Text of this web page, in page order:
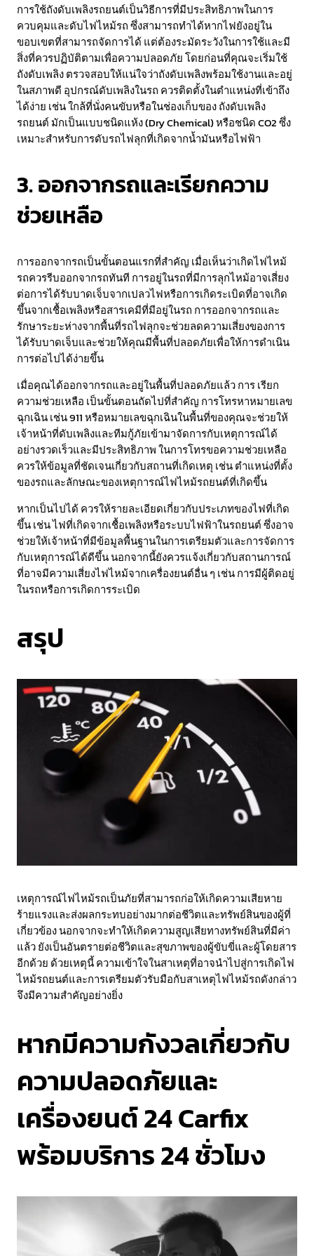
การใช้ถังดับเพลิงรถยนต์เป็นวิธีการที่มีประสิทธิภาพในการ
ควบคุมและดับไฟไหม้รถ ซึ่งสามารถทำได้หากไฟยังอยู่ใน
ขอบเขตที่สามารถจัดการได้ แต่ต้องระมัดระวังในการใช้และมี
สิ่งที่ควรปฏิบัติตามเพื่อความปลอดภัย โดยก่อนที่คุณจะเริ่มใช้
ถังดับเพลิง ตรวจสอบให้แน่ใจว่าถังดับเพลิงพร้อมใช้งานและอยู่
ในสภาพดี อุปกรณ์ดับเพลิงในรถ ควรติดตั้งในตำแหน่งที่เข้าถึง
ได้ง่าย เช่น ใกล้ที่นั่งคนขับหรือในช่องเก็บของ ถังดับเพลิง
รถยนต์ มักเป็นแบบชนิดแห้ง (Dry Chemical) หรือชนิด CO2 ซึ่ง
เหมาะสำหรับการดับรถไฟลุกที่เกิดจากน้ำมันหรือไฟฟ้า
3. ออกจากรถและเรียกความ
ช่วยเหลือ
การออกจากรถเป็นขั้นตอนแรกที่สำคัญ เมื่อเห็นว่าเกิดไฟไหม้
รถควรรีบออกจากรถทันที การอยู่ในรถที่มีการลุกไหม้อาจเสี่ยง
ต่อการได้รับบาดเจ็บจากเปลวไฟหรือการเกิดระเบิดที่อาจเกิด
ขึ้นจากเชื้อเพลิงหรือสารเคมีที่มีอยู่ในรถ การออกจากรถและ
รักษาระยะห่างจากพื้นที่รถไฟลุกจะช่วยลดความเสี่ยงของการ
ได้รับบาดเจ็บและช่วยให้คุณมีพื้นที่ปลอดภัยเพื่อให้การดำเนิน
การต่อไปได้ง่ายขึ้น
เมื่อคุณได้ออกจากรถและอยู่ในพื้นที่ปลอดภัยแล้ว การ เรียก
ความช่วยเหลือ เป็นขั้นตอนถัดไปที่สำคัญ การโทรหาหมายเลข
ฉุกเฉิน เช่น 911 หรือหมายเลขฉุกเฉินในพื้นที่ของคุณจะช่วยให้
เจ้าหน้าที่ดับเพลิงและทีมกู้ภัยเข้ามาจัดการกับเหตุการณ์ได้
อย่างรวดเร็วและมีประสิทธิภาพ ในการโทรขอความช่วยเหลือ
ควรให้ข้อมูลที่ชัดเจนเกี่ยวกับสถานที่เกิดเหตุ เช่น ตำแหน่งที่ตั้ง
ของรถและลักษณะของเหตุการณ์ไฟไหม้รถยนต์ที่เกิดขึ้น
หากเป็นไปได้ ควรให้รายละเอียดเกี่ยวกับประเภทของไฟที่เกิด
ขึ้น เช่น ไฟที่เกิดจากเชื้อเพลิงหรือระบบไฟฟ้าในรถยนต์ ซึ่งอาจ
ช่วยให้เจ้าหน้าที่มีข้อมูลพื้นฐานในการเตรียมตัวและการจัดการ
กับเหตุการณ์ได้ดีขึ้น นอกจากนี้ยังควรแจ้งเกี่ยวกับสถานการณ์
ที่อาจมีความเสี่ยงไฟไหม้จากเครื่องยนต์อื่น ๆ เช่น การมีผู้ติดอยู่
ในรถหรือการเกิดการระเบิด
สรุป
เหตุการณ์ไฟไหม้รถเป็นภัยที่สามารถก่อให้เกิดความเสียหาย
ร้ายแรงและส่งผลกระทบอย่างมากต่อชีวิตและทรัพย์สินของผู้ที่
เกี่ยวข้อง นอกจากจะทำให้เกิดความสูญเสียทางทรัพย์สินที่มีค่า
แล้ว ยังเป็นอันตรายต่อชีวิตและสุขภาพของผู้ขับขี่และผู้โดยสาร
อีกด้วย ด้วยเหตุนี้ ความเข้าใจในสาเหตุที่อาจนำไปสู่การเกิดไฟ
ไหม้รถยนต์และการเตรียมตัวรับมือกับสาเหตุไฟไหม้รถดังกล่าว
จึงมีความสำคัญอย่างยิ่ง
หากมีความกังวลเกี่ยวกับ
ความปลอดภัยและ
เครื่องยนต์ 24 Carfix
พร้อมบริการ 24 ชั่วโมง